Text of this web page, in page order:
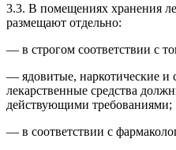
3.3. В помещениях хранения
размещают отдельно:
— в строгом соответствии с
— ядовитые, наркотические и
лекарственные средства
действующими требованиями;
— в соответствии с